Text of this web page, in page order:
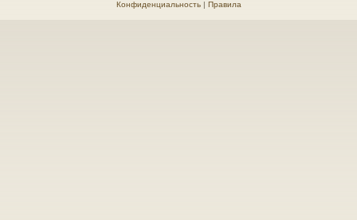
Конфиденциальность| Правила